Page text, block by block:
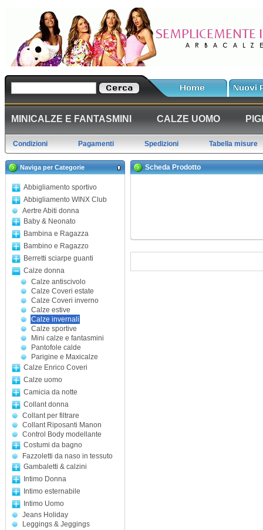
MINICALZE E FANTASMINI CALZE UOMO
Condizioni Pagamenti Spedizioni Tabella misure
Naviga per Categorie
Abbigliamento sportivo
Abbigliamento WINX Club
Aertre Abiti donna
Baby & Neonato
Bambina e Ragazza
Bambino e Ragazzo
Berretti sciarpe guanti
Calze donna
Calze antiscivolo
Calze Coveri estate
Calze Coveri inverno
Calze estive
Calze invernali
Calze sportive
Mini calze e fantasmini
Pantofole calde
Parigine e Maxicalze
Calze Enrico Coveri
Calze uomo
Camicia da notte
Collant donna
Collant per filtrare
Collant Riposanti Manon
Control Body modellante
Costumi da bagno
Fazzoletti da naso in tessuto
Gambaletti & calzini
Intimo Donna
Intimo esternabile
Intimo Uomo
Jeans Holiday
Leggings & Jeggings
Scheda Prodotto